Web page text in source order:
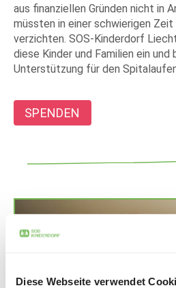
Diese Webseite verwendet
aus finanziellen Gründen nicht in
müssten in einer schwierigen
verzichten. SOS-Kinderdorf
diese Kinder und Familien ein
Unterstützung für den
SPENDEN